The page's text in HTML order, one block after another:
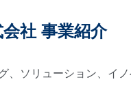
社 事業紹介
、ソリューション、イ